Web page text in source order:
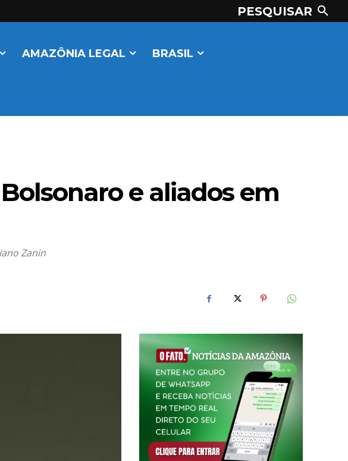
PESQUISAR
AMAZÔNIA LEGAL BRASIL
e aliados em
Zanin